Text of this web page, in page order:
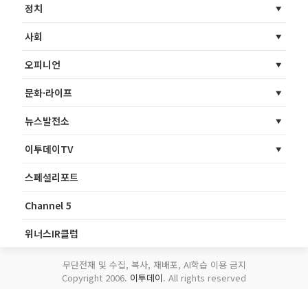
정치
사회
오피니언
문화·라이프
뉴스발전소
이투데이TV
스페셜리포트
Channel 5
위너스IR클럽
무단전재 및 수집, 복사, 재배포, AI학습 이용 금지
Copyright 2006. 이투데이. All rights reserved